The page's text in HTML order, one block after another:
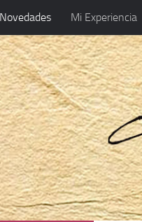
Novedades Mi Experiencia